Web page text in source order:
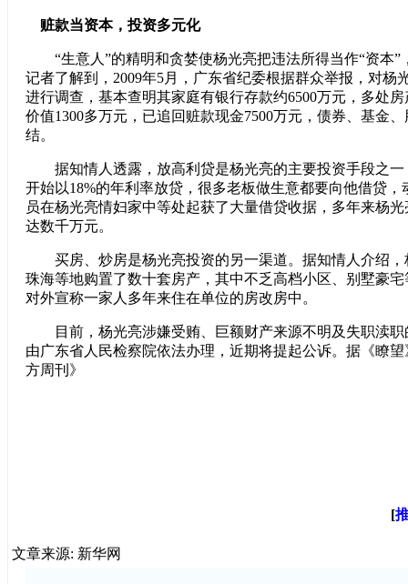
赃款当资本，投资多元化
“生意人”的精明和贪婪使杨光亮把违法所得当作“资本”
记者了解到，2009年5月，广东省纪委根据群众举报，对杨
进行调查，基本查明其家庭有银行存款约6500万元，多处
价值1300多万元，已追回赃款现金7500万元，债券、基金
结。
据知情人透露，放高利贷是杨光亮的主要投资手段之一
开始以18%的年利率放贷，很多老板做生意都要向他借贷
员在杨光亮情妇家中等处起获了大量借贷收据，多年来杨
达数千万元。
买房、炒房是杨光亮投资的另一渠道。据知情人介绍，
珠海等地购置了数十套房产，其中不乏高档小区、别墅豪
对外宣称一家人多年来住在单位的房改房中。
目前，杨光亮涉嫌受贿、巨额财产来源不明及失职渎职
由广东省人民检察院依法办理，近期将提起公诉。据《瞭
方周刊》
[
文章来源: 新华网